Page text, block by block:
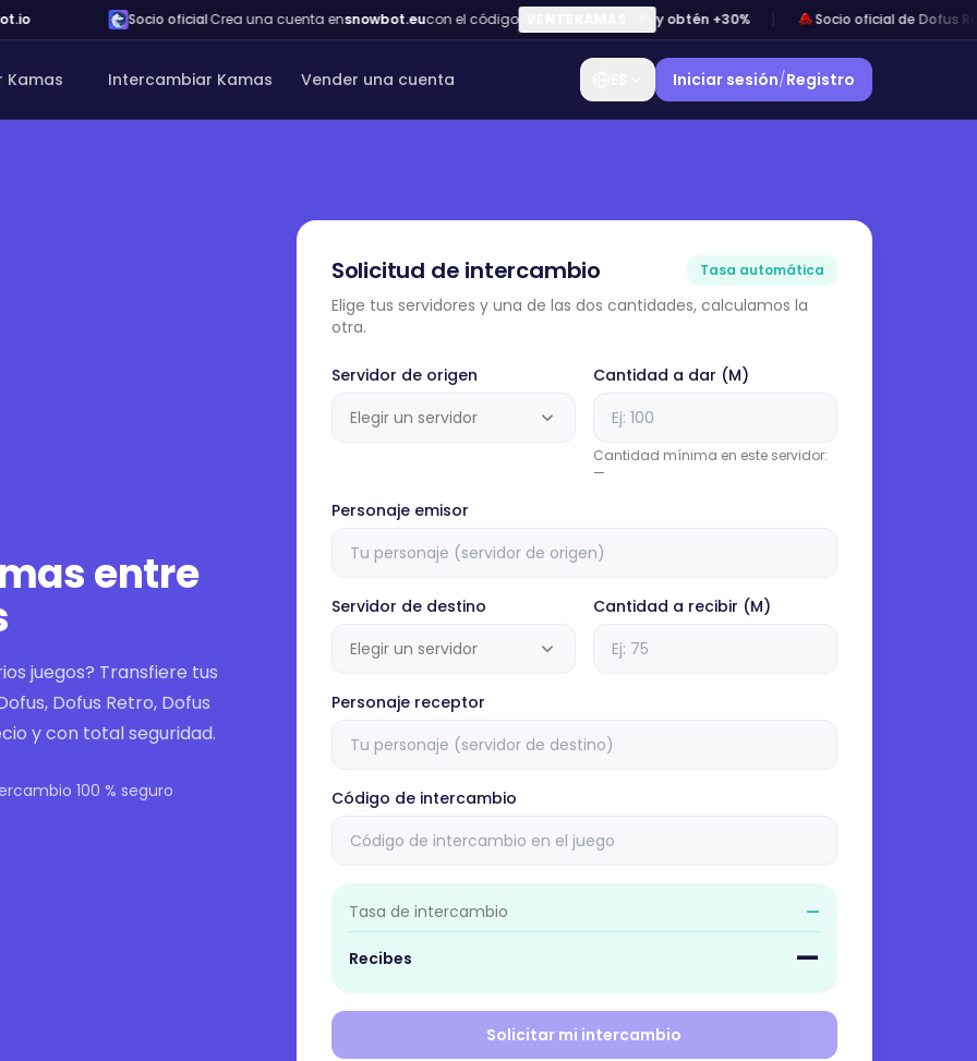
Socio oficial·Crea una cuenta en snowbot.eucon el código VENTEKAMAS y obtén +30% Socio oficial de Dofus
Kamas Intercambiar Kamas Vender una cuenta Iniciar sesión/Registro
entre
juegos? Transfiere tus
Dofus Retro, Dofus
y con total seguridad.
100 % seguro
Solicitud de intercambio Tasa automática
Elige tus servidores y una de las dos cantidades, calculamos la
otra.
Servidor de origen
Elegir un servidor
Cantidad a dar (M)
Cantidad mínima en este servidor:
—
Personaje emisor
Servidor de destino
Elegir un servidor
Cantidad a recibir (M)
Personaje receptor
Código de intercambio
Tasa de intercambio —
Recibes —
Solicitar mi intercambio